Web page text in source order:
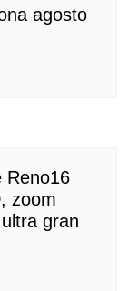
agosto
Reno16
zoom
gran